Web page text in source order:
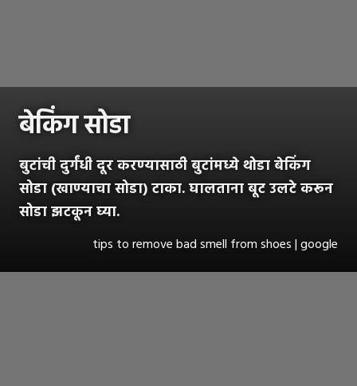
बेकिंग सोडा
बुटांची दुर्गंधी दूर करण्यासाठी बुटांमध्ये थोडा बेकिंग
सोडा (खाण्याचा सोडा) टाका. घालताना बूट उलटे करून
सोडा झटकून घ्या.
tips to remove bad smell from shoes | google